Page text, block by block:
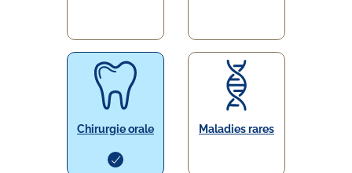
Chirurgie orale Maladies rares